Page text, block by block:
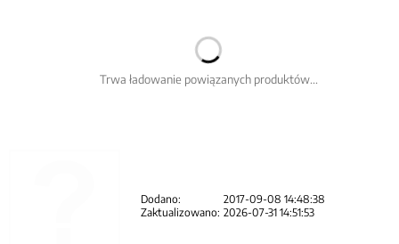
Trwa ładowanie powiązanych produktów...
Dodano:
2017-09-08 14:48:38
Zaktualizowano: 2026-07-31 14:51:53